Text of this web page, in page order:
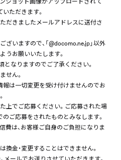
ただきます。
だきましたメールアドレスに送付さ
いますので、「@docomo.ne.jp」以外
うお願いいたします。
なりますのでご了承ください。
せん。
は一切変更を受け付けませんのでお
上でご応募ください。ご応募された場
ご応募をされたものとみなします。
は、お客様ご自身のご負担になりま
金・変更することはできません。